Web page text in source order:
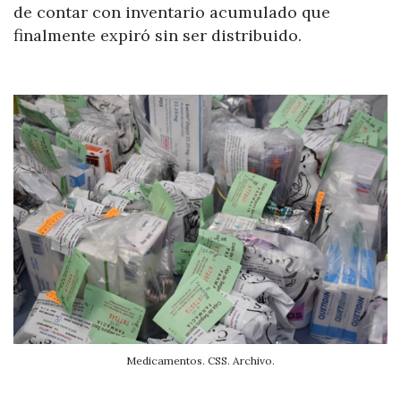
de contar con inventario acumulado que
finalmente expiró sin ser distribuido.
Medicamentos. CSS. Archivo.